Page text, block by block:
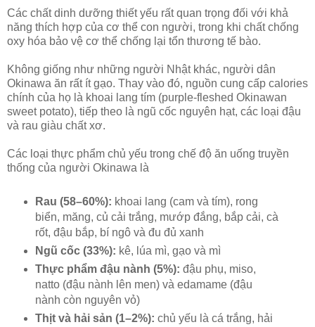
Các chất dinh dưỡng thiết yếu rất quan trọng đối với khả
năng thích hợp của cơ thể con người, trong khi chất chống
oxy hóa bảo vệ cơ thể chống lại tổn thương tế bào.
Không giống như những người Nhật khác, người dân
Okinawa ăn rất ít gạo. Thay vào đó, nguồn cung cấp calories
chính của họ là khoai lang tím (purple-fleshed Okinawan
sweet potato), tiếp theo là ngũ cốc nguyên hạt, các loại đậu
và rau giàu chất xơ.
Các loại thực phẩm chủ yếu trong chế độ ăn uống truyền
thống của người Okinawa là
Rau (58–60%): khoai lang (cam và tím), rong
biển, măng, củ cải trắng, mướp đắng, bắp cải, cà
rốt, đậu bắp, bí ngô và đu đủ xanh
Ngũ cốc (33%): kê, lúa mì, gạo và mì
Thực phẩm đậu nành (5%): đậu phụ, miso,
natto (đậu nành lên men) và edamame (đậu
nành còn nguyên vỏ)
Thịt và hải sản (1–2%): chủ yếu là cá trắng, hải